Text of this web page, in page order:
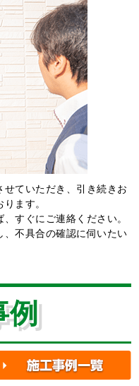
ていただき、引き続きお
ます。
すぐにご連絡ください。
不具合の確認に伺いたい
例